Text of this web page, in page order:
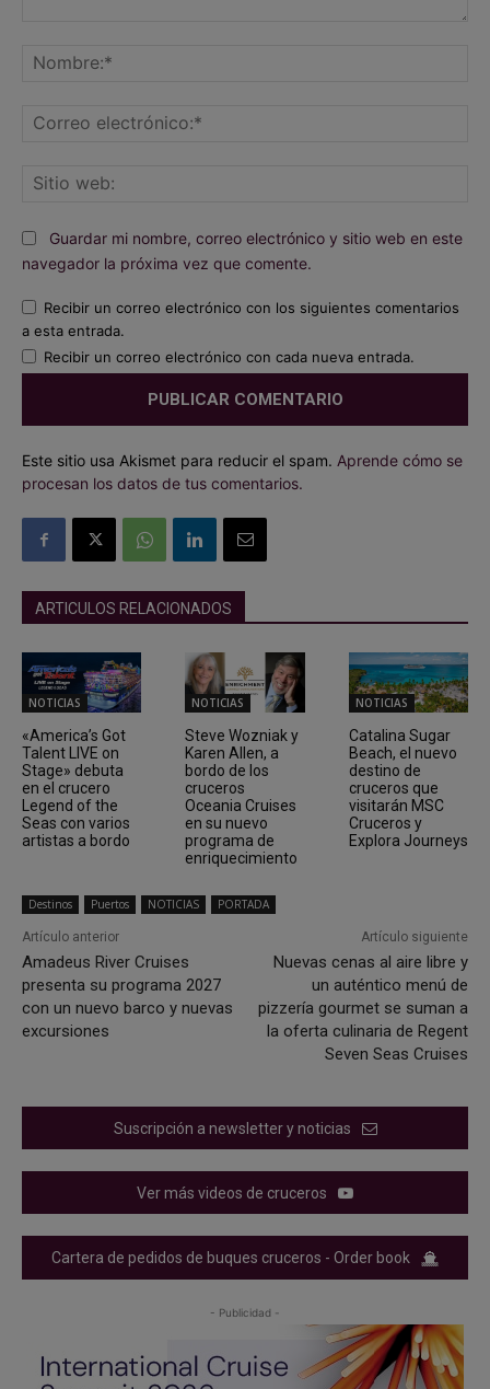
Guardar mi nombre, correo electrónico y sitio web en este
navegador la próxima vez que comente.
Recibir un correo electrónico con los siguientes comentarios
a esta entrada.
Recibir un correo electrónico con cada nueva entrada.
Este sitio usa Akismet para reducir el spam. Aprende cómo se
procesan los datos de tus comentarios.
ARTICULOS RELACIONADOS
NOTICIAS
«America’s Got
Talent LIVE on
Stage» debuta
en el crucero
Legend of the
Seas con varios
artistas a bordo
NOTICIAS
Steve Wozniak y
Karen Allen, a
bordo de los
cruceros
Oceania Cruises
en su nuevo
programa de
enriquecimiento
NOTICIAS
Catalina Sugar
Beach, el nuevo
destino de
cruceros que
visitarán MSC
Cruceros y
Explora Journeys
Destinos Puertos NOTICIAS PORTADA
Artículo anterior
Amadeus River Cruises
presenta su programa 2027
con un nuevo barco y nuevas
excursiones
Artículo siguiente
Nuevas cenas al aire libre y
un auténtico menú de
pizzería gourmet se suman a
la oferta culinaria de Regent
Seven Seas Cruises
Suscripción a newsletter y noticias
Ver más videos de cruceros
Cartera de pedidos de buques cruceros - Order book
- Publicidad -